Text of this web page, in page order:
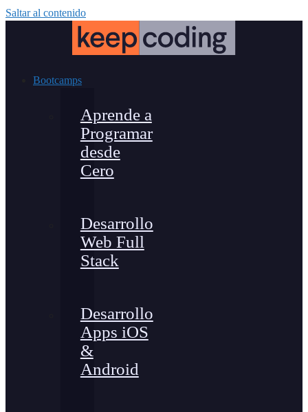
Saltar al contenido
Bootcamps
Aprende a
Programar
desde
Cero
Desarrollo
Web Full
Stack
Desarrollo
Apps iOS
&
Android